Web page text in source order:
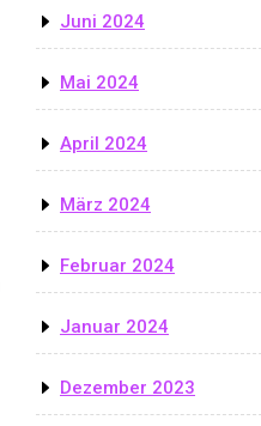
Juni 2024
Mai 2024
April 2024
März 2024
Februar 2024
Januar 2024
Dezember 2023